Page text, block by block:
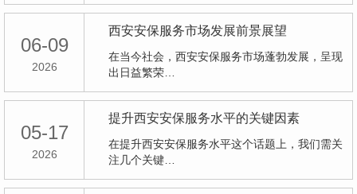
06-09
2026
西安安保服务市场发展前景展望
在当今社会，西安安保服务市场蓬勃发展，呈现
出日益繁荣…
05-17
2026
提升西安安保服务水平的关键因素
在提升西安安保服务水平这个话题上，我们需关
注几个关键…